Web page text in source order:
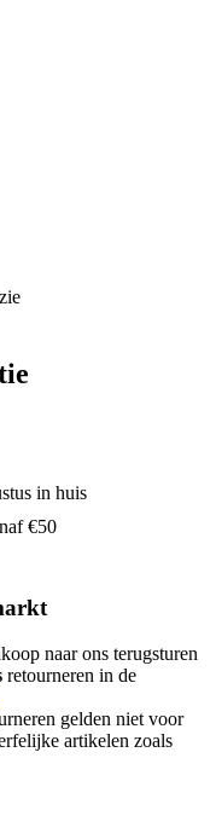
in huis
€50
naar ons terugsturen
retourneren in de
gelden niet voor
artikelen zoals